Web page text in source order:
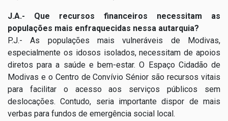
J.A.- Que recursos financeiros necessitam as
populações mais enfraquecidas nessa autarquia?
P.J.- As populações mais vulneráveis de Modivas,
especialmente os idosos isolados, necessitam de apoios
diretos para a saúde e bem-estar. O Espaço Cidadão de
Modivas e o Centro de Convívio Sénior são recursos vitais
para facilitar o acesso aos serviços públicos sem
deslocações. Contudo, seria importante dispor de mais
verbas para fundos de emergência social local.